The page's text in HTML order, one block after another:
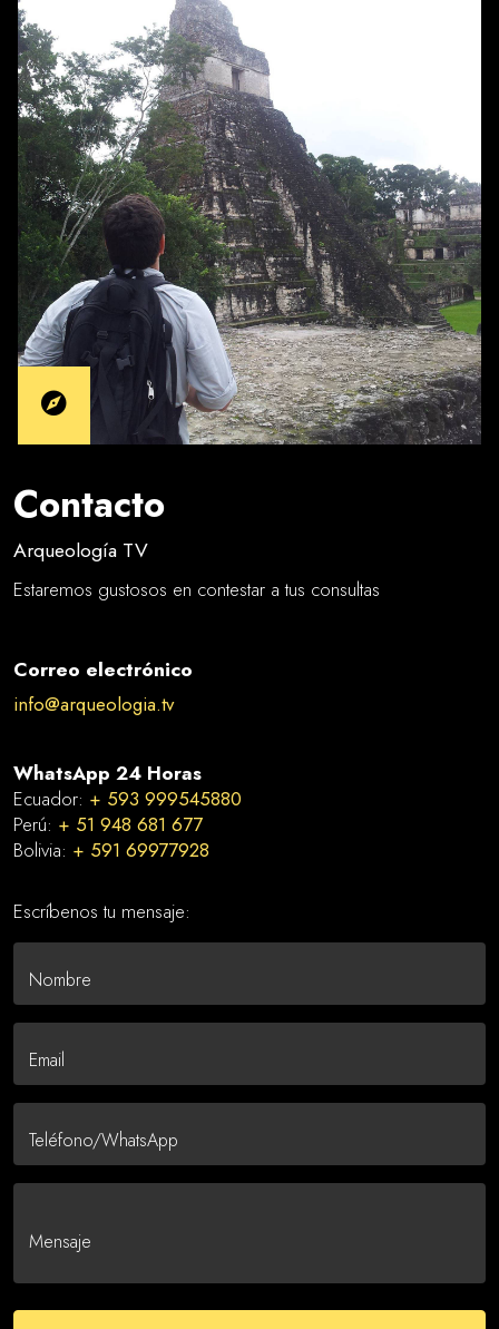
Contacto
Arqueología TV
Estaremos gustosos en contestar a tus consultas
Correo electrónico
info@arqueologia.tv
WhatsApp 24 Horas
Ecuador: + 593 999545880
Perú: + 51 948 681 677
Bolivia: + 591 69977928
Escríbenos tu mensaje: